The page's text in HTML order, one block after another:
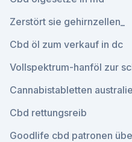
Zerstört sie gehirnzellen_
Cbd öl zum verkauf in dc
Vollspektrum-hanföl zur
Cannabistabletten
Cbd rettungsreib
Goodlife cbd patronen